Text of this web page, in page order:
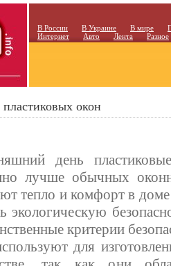
В России В Украине В мире
Интернет
Авто Лента Разное
пластиковых окон
день
лучше обычных
тепло и комфорт в
экологическую
критерии
для